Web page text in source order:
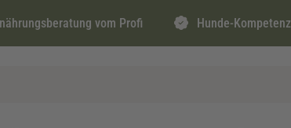
vom Profi Hunde-